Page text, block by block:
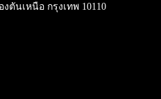
ตันเหนือ กรุงเทพ 10110